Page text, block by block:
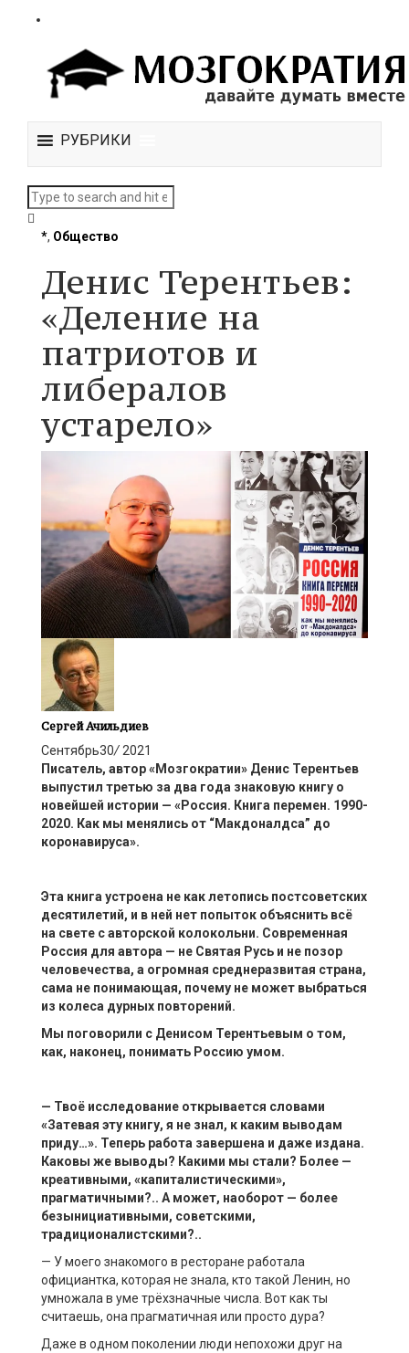
РУБРИКИ
*, Общество
Денис Терентьев:
«Деление на
патриотов и
либералов
устарело»
Сергей Ачильдиев
Сентябрь30/ 2021
Писатель, автор «Мозгократии» Денис Терентьев
выпустил третью за два года знаковую книгу о
новейшей истории — «Россия. Книга перемен. 1990-
2020. Как мы менялись от “Макдоналдса” до
коронавируса».
Эта книга устроена не как летопись постсоветских
десятилетий, и в ней нет попыток объяснить всё
на свете с авторской колокольни. Современная
Россия для автора — не Святая Русь и не позор
человечества, а огромная среднеразвитая страна,
сама не понимающая, почему не может выбраться
из колеса дурных повторений.
Мы поговорили с Денисом Терентьевым о том,
как, наконец, понимать Россию умом.
— Твоё исследование открывается словами
«Затевая эту книгу, я не знал, к каким выводам
приду…». Теперь работа завершена и даже издана.
Каковы же выводы? Какими мы стали? Более —
креативными, «капиталистическими»,
прагматичными?.. А может, наоборот — более
безынициативными, советскими,
традиционалистскими?..
— У моего знакомого в ресторане работала
официантка, которая не знала, кто такой Ленин, но
умножала в уме трёхзначные числа. Вот как ты
считаешь, она прагматичная или просто дура?
Даже в одном поколении люди непохожи друг на